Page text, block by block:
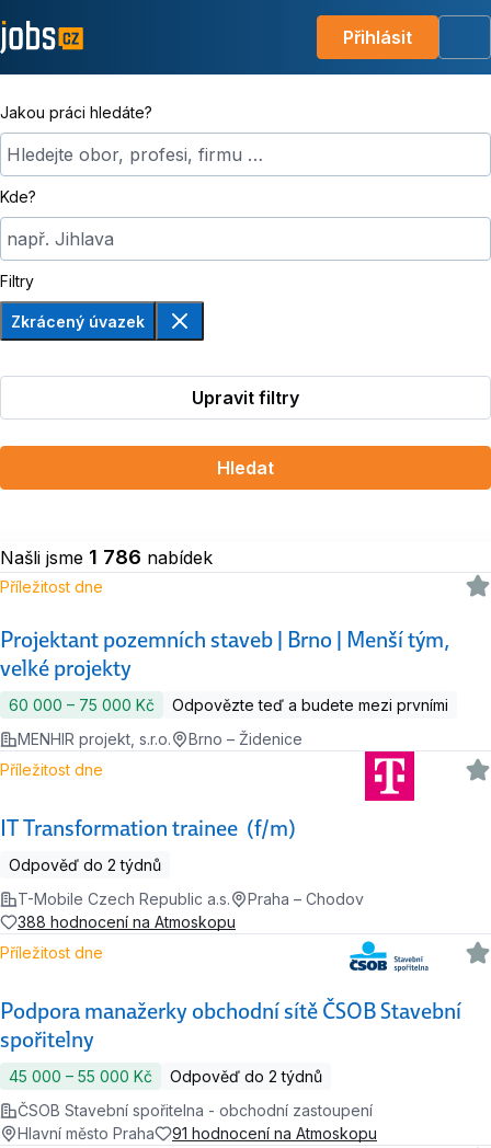
Přihlásit
Jakou práci hledáte?
Hledejte obor, profesi, firmu …
Kde?
např. Jihlava
Filtry
Zkrácený úvazek
Odebrat
Upravit filtry
Hledat
Našli jsme 1 786 nabídek
Projektant pozemních staveb | Brno | Menší tým,
velké projekty
Příležitost dne
60 000 ‍–‍ 75 000 Kč
Odpovězte teď a budete mezi prvními
MENHIR projekt, s.r.o.
Brno – Židenice
IT Transformation trainee (f/m)
Příležitost dne
Odpověď do 2 týdnů
T-Mobile Czech Republic a.s.
Praha – Chodov
388 hodnocení na Atmoskopu
Podpora manažerky obchodní sítě ČSOB Stavební
spořitelny
Příležitost dne
45 000 ‍–‍ 55 000 Kč
Odpověď do 2 týdnů
ČSOB Stavební spořitelna - obchodní zastoupení
Hlavní město Praha
91 hodnocení na Atmoskopu